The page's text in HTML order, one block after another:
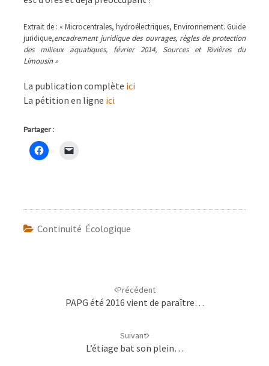
Extrait de : « Microcentrales, hydroélectriques, Environnement. Guide
juridique,encadrement juridique des ouvrages, règles de protection
des milieux aquatiques, février 2014, Sources et Rivières du
Limousin »
La publication complète ici
La pétition en ligne ici
Partager :
Continuité Écologique
Précédent
PAPG été 2016 vient de paraître…
Suivant
L’étiage bat son plein…